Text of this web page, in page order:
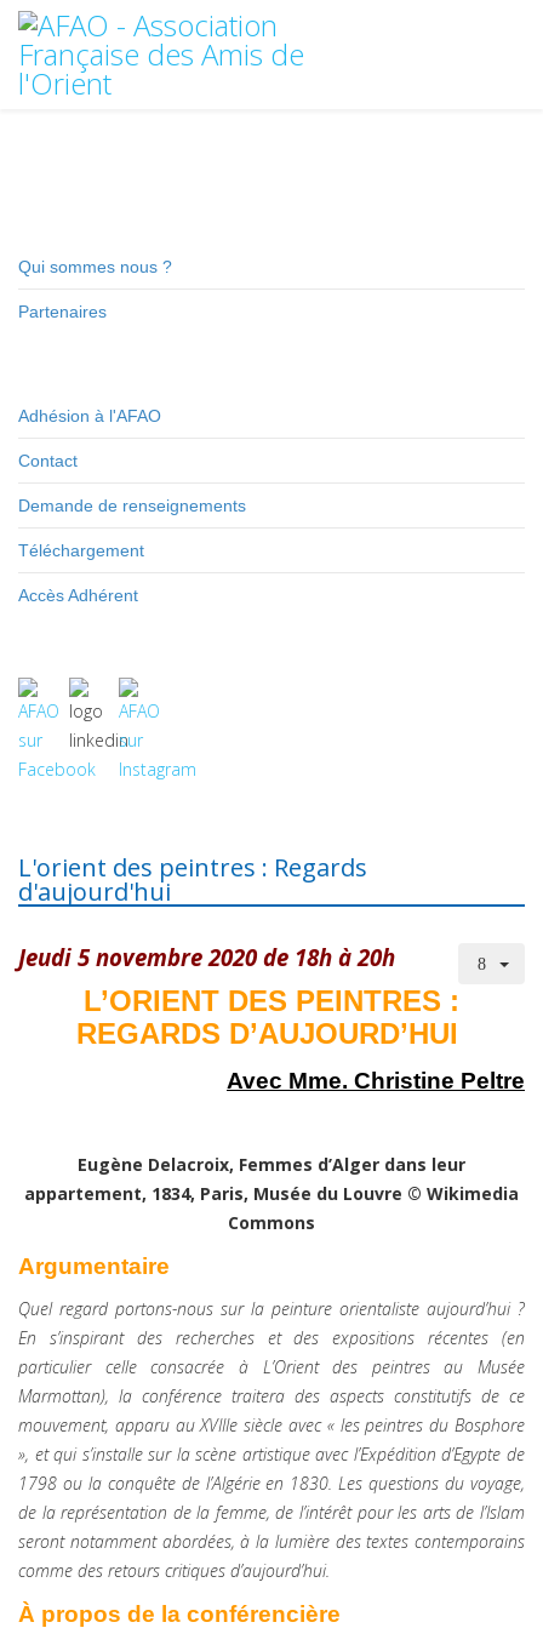
Qui sommes nous ?
Partenaires
Adhésion à l'AFAO
Contact
Demande de renseignements
Téléchargement
Accès Adhérent
L'orient des peintres : Regards
d'aujourd'hui
Jeudi 5 novembre 2020 de 18h à 20h
L’ORIENT DES PEINTRES :
REGARDS D’AUJOURD’HUI
Avec Mme. Christine Peltre
Eugène Delacroix, Femmes d’Alger dans leur
appartement, 1834, Paris, Musée du Louvre © Wikimedia
Commons
Argumentaire
Quel regard portons-nous sur la peinture orientaliste aujourd’hui ?
En s’inspirant des recherches et des expositions récentes (en
particulier celle consacrée à L’Orient des peintres au Musée
Marmottan), la conférence traitera des aspects constitutifs de ce
mouvement, apparu au XVIIIe siècle avec « les peintres du Bosphore
», et qui s’installe sur la scène artistique avec l’Expédition d’Egypte de
1798 ou la conquête de l’Algérie en 1830. Les questions du voyage,
de la représentation de la femme, de l’intérêt pour les arts de l’Islam
seront notamment abordées, à la lumière des textes contemporains
comme des retours critiques d’aujourd’hui.
À propos de la conférencière